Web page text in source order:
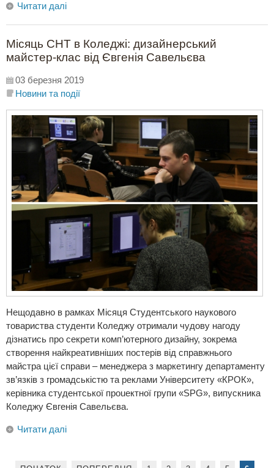
Читати далі
Місяць СНТ в Коледжі: дизайнерський
майстер-клас від Євгенія Савельєва
03 березня 2019
Новини та події
Нещодавно в рамках Місяця Студентського наукового
товариства студенти Коледжу отримали чудову нагоду
дізнатись про секрети комп’ютерного дизайну, зокрема
створення найкреативніших постерів від справжнього
майстра цієї справи – менеджера з маркетингу департаменту
зв’язків з громадськістю та реклами Університету «КРОК»,
керівника студентської проuектної групи «SPG», випускника
Коледжу Євгенія Савельєва.
Читати далі